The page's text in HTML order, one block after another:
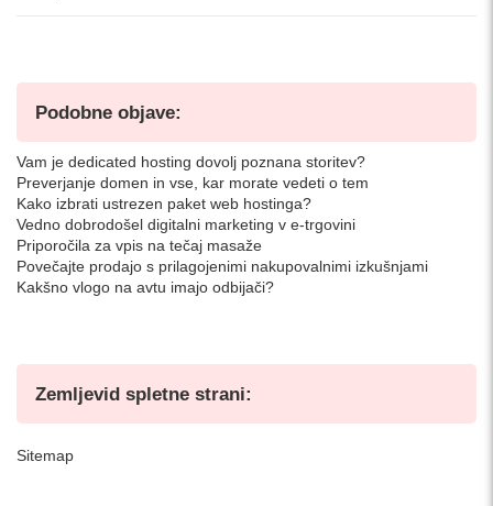
Podobne objave:
Vam je dedicated hosting dovolj poznana storitev?
Preverjanje domen in vse, kar morate vedeti o tem
Kako izbrati ustrezen paket web hostinga?
Vedno dobrodošel digitalni marketing v e-trgovini
Priporočila za vpis na tečaj masaže
Povečajte prodajo s prilagojenimi nakupovalnimi izkušnjami
Kakšno vlogo na avtu imajo odbijači?
Zemljevid spletne strani:
Sitemap